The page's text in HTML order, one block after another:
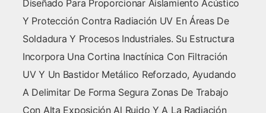
Diseñado Para Proporcionar Aislamiento Acústico
Y Protección Contra Radiación UV En Áreas De
Soldadura Y Procesos Industriales. Su Estructura
Incorpora Una Cortina Inactínica Con Filtración
UV Y Un Bastidor Metálico Reforzado, Ayudando
A Delimitar De Forma Segura Zonas De Trabajo
Con Alta Exposición Al Ruido Y A La Radiación